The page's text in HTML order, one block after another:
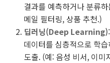
결과를 예측하거나 분류
메일 필터링, 상품 추천.)
딥러닝(Deep Learning)
데이터를 심층적으로 학
도출. (예: 음성 비서, 이미